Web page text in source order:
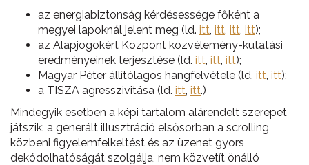
az energiabiztonság kérdésessége főként a
megyei lapoknál jelent meg (ld. itt, itt, itt, itt);
az Alapjogokért Központ közvélemény-kutatási
eredményeinek terjesztése (ld. itt, itt, itt);
Magyar Péter állítólagos hangfelvétele (ld. itt, itt);
a TISZA agresszivitása (ld. itt, itt.)
Mindegyik esetben a képi tartalom alárendelt szerepet
játszik: a generált illusztráció elsősorban a scrolling
közbeni figyelemfelkeltést és az üzenet gyors
dekódolhatóságát szolgálja, nem közvetít önálló